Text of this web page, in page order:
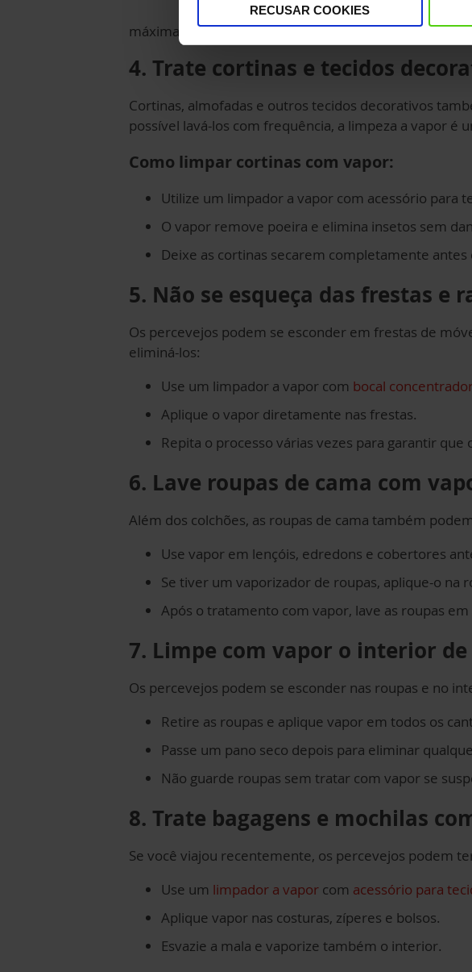
RECUSAR COOKIES
máxima eficácia.
4. Trate cortinas e tecidos
Cortinas, almofadas e outros tecidos decorativos
possível lavá-los com frequência, a limpeza a vapor é
Como limpar cortinas com vapor:
Utilize um limpador a vapor com acessório para
O vapor remove poeira e elimina insetos sem
Deixe as cortinas secarem completamente antes
5. Não se esqueça das frestas e
Os percevejos podem se esconder em frestas de
eliminá-los:
Use um limpador a vapor com bocal
Aplique o vapor diretamente nas frestas.
Repita o processo várias vezes para garantir
6. Lave roupas de cama com
Além dos colchões, as roupas de cama também
Use vapor em lençóis, edredons e cobertores
Se tiver um vaporizador de roupas, aplique-o na
Após o tratamento com vapor, lave as roupas
7. Limpe com vapor o interior
Os percevejos podem se esconder nas roupas e no
Retire as roupas e aplique vapor em todos os
Passe um pano seco depois para eliminar
Não guarde roupas sem tratar com vapor se
8. Trate bagagens e mochilas
Se você viajou recentemente, os percevejos podem
Use um limpador a vapor com acessório para
Aplique vapor nas costuras, zíperes e bolsos.
Esvazie a mala e vaporize também o interior.